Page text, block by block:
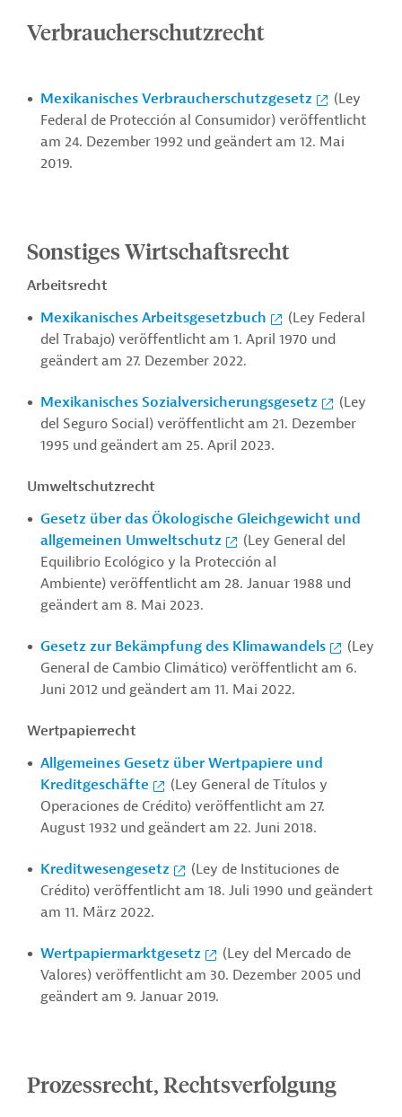
Verbraucherschutzrecht
Mexikanisches Verbraucherschutzgesetz
(Ley
Federal de Protección al Consumidor) veröffentlicht
am 24. Dezember 1992 und geändert am 12. Mai
2019.
Sonstiges Wirtschaftsrecht
Arbeitsrecht
Mexikanisches Arbeitsgesetzbuch
(Ley Federal
del Trabajo) veröffentlicht am 1. April 1970 und
geändert am 27. Dezember 2022.
Mexikanisches Sozialversicherungsgesetz
(Ley
del Seguro Social) veröffentlicht am 21. Dezember
1995 und geändert am 25. April 2023.
Umweltschutzrecht
Gesetz über das Ökologische Gleichgewicht und
allgemeinen Umweltschutz
(Ley General del
Equilibrio Ecológico y la Protección al
Ambiente) veröffentlicht am 28. Januar 1988 und
geändert am 8. Mai 2023.
Gesetz zur Bekämpfung des Klimawandels
(Ley
General de Cambio Climático) veröffentlicht am 6.
Juni 2012 und geändert am 11. Mai 2022.
Wertpapierrecht
Allgemeines Gesetz über Wertpapiere und
Kreditgeschäfte
(Ley General de Títulos y
Operaciones de Crédito) veröffentlicht am 27.
August 1932 und geändert am 22. Juni 2018.
Kreditwesengesetz
(Ley de Instituciones de
Crédito) veröffentlicht am 18. Juli 1990 und geändert
am 11. März 2022.
Wertpapiermarktgesetz
(Ley del Mercado de
Valores) veröffentlicht am 30. Dezember 2005 und
geändert am 9. Januar 2019.
Prozessrecht, Rechtsverfolgung